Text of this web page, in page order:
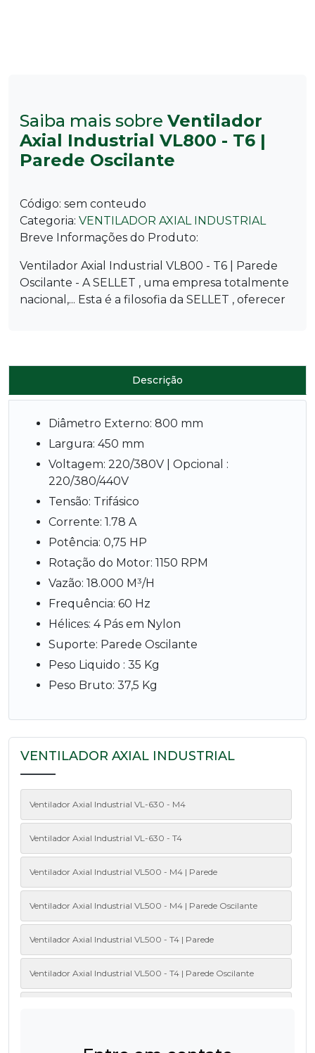
Saiba mais sobre Ventilador
Axial Industrial VL800 - T6 |
Parede Oscilante
Código: sem conteudo
Categoria: VENTILADOR AXIAL INDUSTRIAL
Breve Informações do Produto:
Ventilador Axial Industrial VL800 - T6 | Parede
Oscilante - A SELLET , uma empresa totalmente
nacional,... Esta é a filosofia da SELLET , oferecer
Descrição
Diâmetro Externo: 800 mm
Largura: 450 mm
Voltagem: 220/380V | Opcional :
220/380/440V
Tensão: Trifásico
Corrente: 1.78 A
Potência: 0,75 HP
Rotação do Motor: 1150 RPM
Vazão: 18.000 M³/H
Frequência: 60 Hz
Hélices: 4 Pás em Nylon
Suporte: Parede Oscilante
Peso Liquido : 35 Kg
Peso Bruto: 37,5 Kg
VENTILADOR AXIAL INDUSTRIAL
Ventilador Axial Industrial VL-630 - M4
Ventilador Axial Industrial VL-630 - T4
Ventilador Axial Industrial VL500 - M4 | Parede
Ventilador Axial Industrial VL500 - M4 | Parede Oscilante
Ventilador Axial Industrial VL500 - T4 | Parede
Ventilador Axial Industrial VL500 - T4 | Parede Oscilante